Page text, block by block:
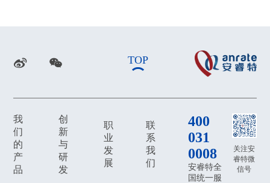
TOP
我
们
的
产
品
创
新
与
研
发
职
业
发
展
联
系
我
们
400
031
0008
安睿特全
国统一服
关注安
睿特微
信号